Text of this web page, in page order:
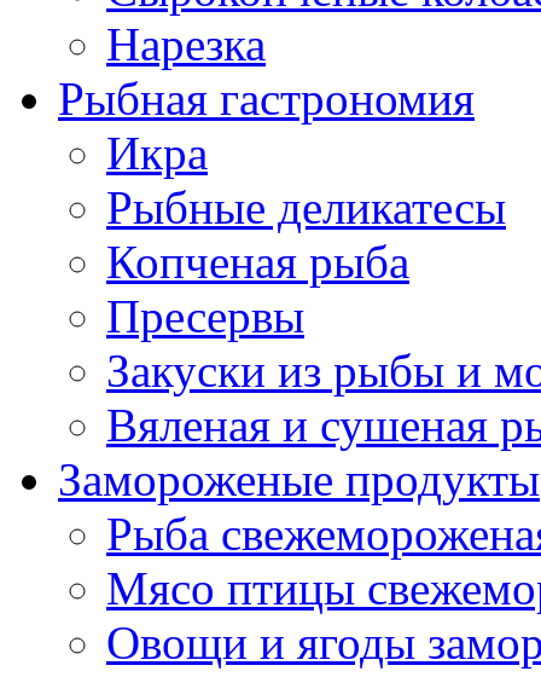
Нарезка
Рыбная гастрономия
Икра
Рыбные деликатесы
Копченая рыба
Пресервы
Закуски из рыбы и
Вяленая и сушеная
Замороженые продукты
Рыба
Мясо птицы
Овощи и ягоды